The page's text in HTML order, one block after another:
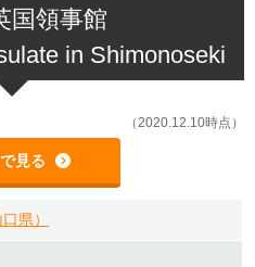
国領事館
in Shimonoseki
（2020.12.10時点）
見る
県）